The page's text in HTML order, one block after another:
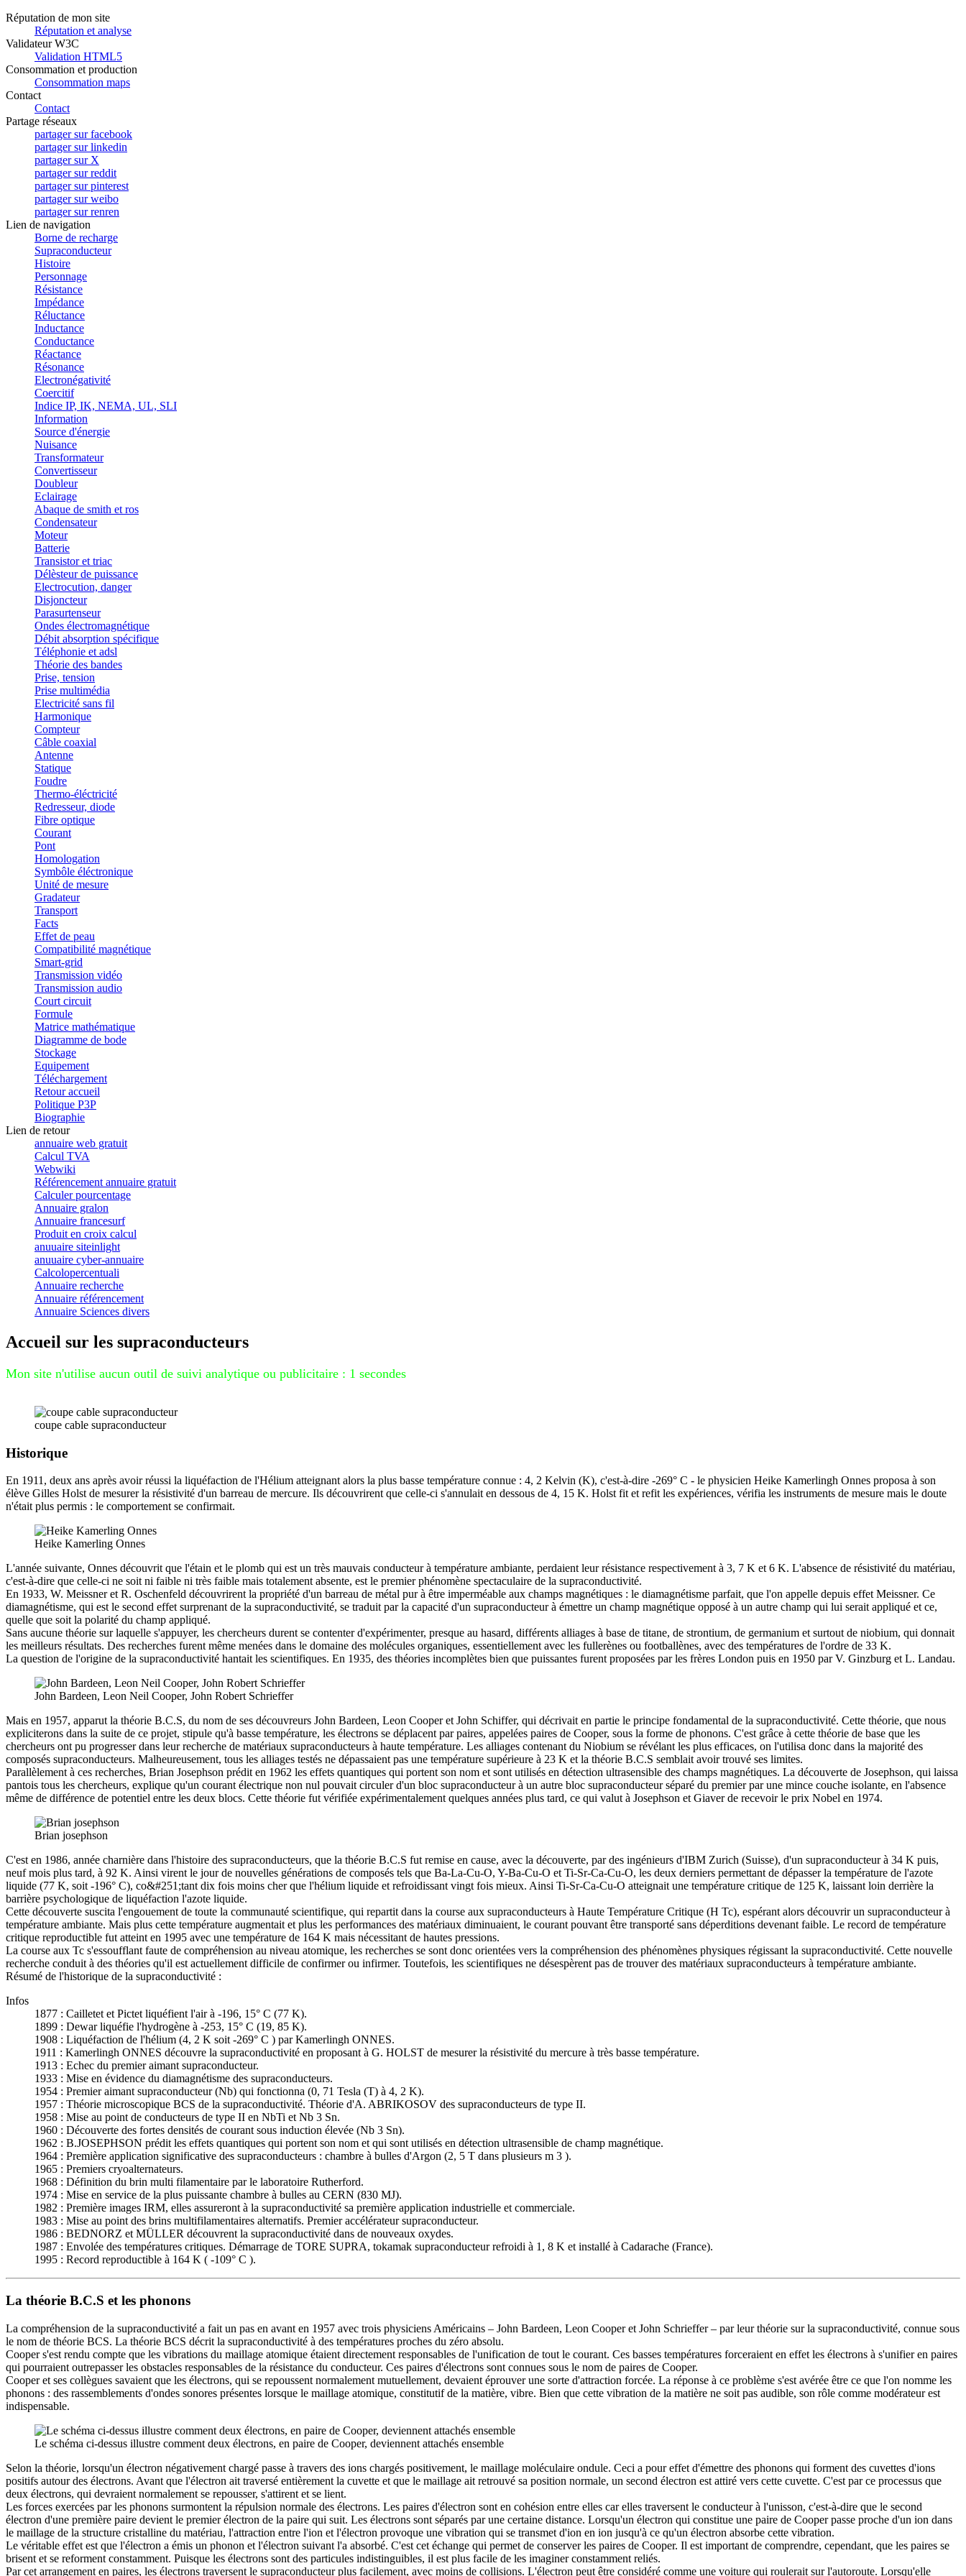
Réputation de mon site
Réputation et analyse
Validateur W3C
Validation HTML5
Consommation et production
Consommation maps
Contact
Contact
Partage réseaux
partager sur facebook
partager sur linkedin
partager sur X
partager sur reddit
partager sur pinterest
partager sur weibo
partager sur renren
Lien de navigation
Borne de recharge
Supraconducteur
Histoire
Personnage
Résistance
Impédance
Réluctance
Inductance
Conductance
Réactance
Résonance
Electronégativité
Coercitif
Indice IP, IK, NEMA, UL, SLI
Information
Source d'énergie
Nuisance
Transformateur
Convertisseur
Doubleur
Eclairage
Abaque de smith et ros
Condensateur
Moteur
Batterie
Transistor et triac
Délèsteur de puissance
Electrocution, danger
Disjoncteur
Parasurtenseur
Ondes électromagnétique
Débit absorption spécifique
Téléphonie et adsl
Théorie des bandes
Prise, tension
Prise multimédia
Electricité sans fil
Harmonique
Compteur
Câble coaxial
Antenne
Statique
Foudre
Thermo-éléctricité
Redresseur, diode
Fibre optique
Courant
Pont
Homologation
Symbôle éléctronique
Unité de mesure
Gradateur
Transport
Facts
Effet de peau
Compatibilité magnétique
Smart-grid
Transmission vidéo
Transmission audio
Court circuit
Formule
Matrice mathématique
Diagramme de bode
Stockage
Equipement
Téléchargement
Retour accueil
Politique P3P
Biographie
Lien de retour
annuaire web gratuit
Calcul TVA
Webwiki
Référencement annuaire gratuit
Calculer pourcentage
Annuaire gralon
Annuaire francesurf
Produit en croix calcul
anuuaire siteinlight
anuuaire cyber-annuaire
Calcolopercentuali
Annuaire recherche
Annuaire référencement
Annuaire Sciences divers
Accueil sur les supraconducteurs
Bonne visite
coupe cable supraconducteur
Historique
En 1911, deux ans après avoir réussi la liquéfaction de l'Hélium atteignant alors la plus basse température connue : 4, 2 Kelvin (K), c'est-à-dire -269° C - le physicien Heike Kamerlingh Onnes proposa à son
élève Gilles Holst de mesurer la résistivité d'un barreau de mercure. Ils découvrirent que celle-ci s'annulait en dessous de 4, 15 K. Holst fit et refit les expériences, vérifia les instruments de mesure mais le doute
n'était plus permis : le comportement se confirmait.
Heike Kamerling Onnes
L'année suivante, Onnes découvrit que l'étain et le plomb qui est un très mauvais conducteur à température ambiante, perdaient leur résistance respectivement à 3, 7 K et 6 K. L'absence de résistivité du matériau,
c'est-à-dire que celle-ci ne soit ni faible ni très faible mais totalement absente, est le premier phénomène spectaculaire de la supraconductivité.
En 1933, W. Meissner et R. Oschenfeld découvrirent la propriété d'un barreau de métal pur à être imperméable aux champs magnétiques : le diamagnétisme parfait, que l'on appelle depuis effet Meissner. Ce
diamagnétisme, qui est le second effet surprenant de la supraconductivité, se traduit par la capacité d'un supraconducteur à émettre un champ magnétique opposé à un autre champ qui lui serait appliqué et ce,
quelle que soit la polarité du champ appliqué.
Sans aucune théorie sur laquelle s'appuyer, les chercheurs durent se contenter d'expérimenter, presque au hasard, différents alliages à base de titane, de strontium, de germanium et surtout de niobium, qui donnait
les meilleurs résultats. Des recherches furent même menées dans le domaine des molécules organiques, essentiellement avec les fullerènes ou footballènes, avec des températures de l'ordre de 33 K.
La question de l'origine de la supraconductivité hantait les scientifiques. En 1935, des théories incomplètes bien que puissantes furent proposées par les frères London puis en 1950 par V. Ginzburg et L. Landau.
John Bardeen, Leon Neil Cooper, John Robert Schrieffer
Mais en 1957, apparut la théorie B.C.S, du nom de ses découvreurs John Bardeen, Leon Cooper et John Schiffer, qui décrivait en partie le principe fondamental de la supraconductivité. Cette théorie, que nous
expliciterons dans la suite de ce projet, stipule qu'à basse température, les électrons se déplacent par paires, appelées paires de Cooper, sous la forme de phonons. C'est grâce à cette théorie de base que les
chercheurs ont pu progresser dans leur recherche de matériaux supraconducteurs à haute température. Les alliages contenant du Niobium se révélant les plus efficaces, on l'utilisa donc dans la majorité des
composés supraconducteurs. Malheureusement, tous les alliages testés ne dépassaient pas une température supérieure à 23 K et la théorie B.C.S semblait avoir trouvé ses limites.
Parallèlement à ces recherches, Brian Josephson prédit en 1962 les effets quantiques qui portent son nom et sont utilisés en détection ultrasensible des champs magnétiques. La découverte de Josephson, qui laissa
pantois tous les chercheurs, explique qu'un courant électrique non nul pouvait circuler d'un bloc supraconducteur à un autre bloc supraconducteur séparé du premier par une mince couche isolante, en l'absence
même de différence de potentiel entre les deux blocs. Cette théorie fut vérifiée expérimentalement quelques années plus tard, ce qui valut à Josephson et Giaver de recevoir le prix Nobel en 1974.
Brian josephson
C'est en 1986, année charnière dans l'histoire des supraconducteurs, que la théorie B.C.S fut remise en cause, avec la découverte, par des ingénieurs d'IBM Zurich (Suisse), d'un supraconducteur à 34 K puis,
neuf mois plus tard, à 92 K. Ainsi virent le jour de nouvelles générations de composés tels que Ba-La-Cu-O, Y-Ba-Cu-O et Ti-Sr-Ca-Cu-O, les deux derniers permettant de dépasser la température de l'azote
liquide (77 K, soit -196° C), co&#251;tant dix fois moins cher que l'hélium liquide et refroidissant vingt fois mieux. Ainsi Ti-Sr-Ca-Cu-O atteignait une température critique de 125 K, laissant loin derrière la
barrière psychologique de liquéfaction l'azote liquide.
Cette découverte suscita l'engouement de toute la communauté scientifique, qui repartit dans la course aux supraconducteurs à Haute Température Critique (H Tc), espérant alors découvrir un supraconducteur à
température ambiante. Mais plus cette température augmentait et plus les performances des matériaux diminuaient, le courant pouvant être transporté sans déperditions devenant faible. Le record de température
critique reproductible fut atteint en 1995 avec une température de 164 K mais nécessitant de hautes pressions.
La course aux Tc s'essoufflant faute de compréhension au niveau atomique, les recherches se sont donc orientées vers la compréhension des phénomènes physiques régissant la supraconductivité. Cette nouvelle
recherche conduit à des théories qu'il est actuellement difficile de confirmer ou infirmer. Toutefois, les scientifiques ne désespèrent pas de trouver des matériaux supraconducteurs à température ambiante.
Résumé de l'historique de la supraconductivité :
Infos
1877 : Cailletet et Pictet liquéfient l'air à -196, 15° C (77 K).
1899 : Dewar liquéfie l'hydrogène à -253, 15° C (19, 85 K).
1908 : Liquéfaction de l'hélium (4, 2 K soit -269° C ) par Kamerlingh ONNES.
1911 : Kamerlingh ONNES découvre la supraconductivité en proposant à G. HOLST de mesurer la résistivité du mercure à très basse température.
1913 : Echec du premier aimant supraconducteur.
1933 : Mise en évidence du diamagnétisme des supraconducteurs.
1954 : Premier aimant supraconducteur (Nb) qui fonctionna (0, 71 Tesla (T) à 4, 2 K).
1957 : Théorie microscopique BCS de la supraconductivité. Théorie d'A. ABRIKOSOV des supraconducteurs de type II.
1958 : Mise au point de conducteurs de type II en NbTi et Nb 3 Sn.
1960 : Découverte des fortes densités de courant sous induction élevée (Nb 3 Sn).
1962 : B.JOSEPHSON prédit les effets quantiques qui portent son nom et qui sont utilisés en détection ultrasensible de champ magnétique.
1964 : Première application significative des supraconducteurs : chambre à bulles d'Argon (2, 5 T dans plusieurs m 3 ).
1965 : Premiers cryoalternateurs.
1968 : Définition du brin multi filamentaire par le laboratoire Rutherford.
1974 : Mise en service de la plus puissante chambre à bulles au CERN (830 MJ).
1982 : Première images IRM, elles assureront à la supraconductivité sa première application industrielle et commerciale.
1983 : Mise au point des brins multifilamentaires alternatifs. Premier accélérateur supraconducteur.
1986 : BEDNORZ et MÜLLER découvrent la supraconductivité dans de nouveaux oxydes.
1987 : Envolée des températures critiques. Démarrage de TORE SUPRA, tokamak supraconducteur refroidi à 1, 8 K et installé à Cadarache (France).
1995 : Record reproductible à 164 K ( -109° C ).
La théorie B.C.S et les phonons
La compréhension de la supraconductivité a fait un pas en avant en 1957 avec trois physiciens Américains – John Bardeen, Leon Cooper et John Schrieffer – par leur théorie sur la supraconductivité, connue sous
le nom de théorie BCS. La théorie BCS décrit la supraconductivité à des températures proches du zéro absolu.
Cooper s'est rendu compte que les vibrations du maillage atomique étaient directement responsables de l'unification de tout le courant. Ces basses températures forceraient en effet les électrons à s'unifier en paires
qui pourraient outrepasser les obstacles responsables de la résistance du conducteur. Ces paires d'électrons sont connues sous le nom de paires de Cooper.
Cooper et ses collègues savaient que les électrons, qui se repoussent normalement mutuellement, devaient éprouver une sorte d'attraction forcée. La réponse à ce problème s'est avérée être ce que l'on nomme les
phonons : des rassemblements d'ondes sonores présentes lorsque le maillage atomique, constitutif de la matière, vibre. Bien que cette vibration de la matière ne soit pas audible, son rôle comme modérateur est
indispensable.
Le schéma ci-dessus illustre comment deux électrons, en paire de Cooper, deviennent attachés ensemble
Selon la théorie, lorsqu'un électron négativement chargé passe à travers des ions chargés positivement, le maillage moléculaire ondule. Ceci a pour effet d'émettre des phonons qui forment des cuvettes d'ions
positifs autour des électrons. Avant que l'électron ait traversé entièrement la cuvette et que le maillage ait retrouvé sa position normale, un second électron est attiré vers cette cuvette. C'est par ce processus que
deux électrons, qui devraient normalement se repousser, s'attirent et se lient.
Les forces exercées par les phonons surmontent la répulsion normale des électrons. Les paires d'électron sont en cohésion entre elles car elles traversent le conducteur à l'unisson, c'est-à-dire que le second
électron d'une première paire devient le premier électron de la paire qui suit. Les électrons sont séparés par une certaine distance. Lorsqu'un électron qui constitue une paire de Cooper passe proche d'un ion dans
le maillage de la structure cristalline du matériau, l'attraction entre l'ion et l'électron provoque une vibration qui se transmet d'ion en ion jusqu'à ce qu'un électron absorbe cette vibration.
Le véritable effet est que l'électron a émis un phonon et l'électron suivant l'a absorbé. C'est cet échange qui permet de conserver les paires de Cooper. Il est important de comprendre, cependant, que les paires se
brisent et se reforment constamment. Puisque les électrons sont des particules indistinguibles, il est plus facile de les imaginer constamment reliés.
Par cet arrangement en paires, les électrons traversent le supraconducteur plus facilement, avec moins de collisions. L'électron peut être considéré comme une voiture qui roulerait sur l'autoroute. Lorsqu'elle